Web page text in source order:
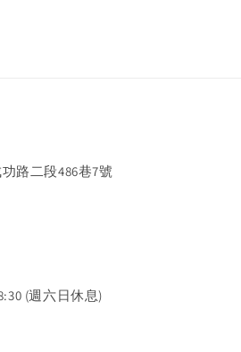
路二段486巷7號
(週六日休息)